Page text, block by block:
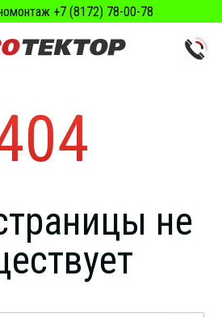
+7 (8172) 78-00-78
не